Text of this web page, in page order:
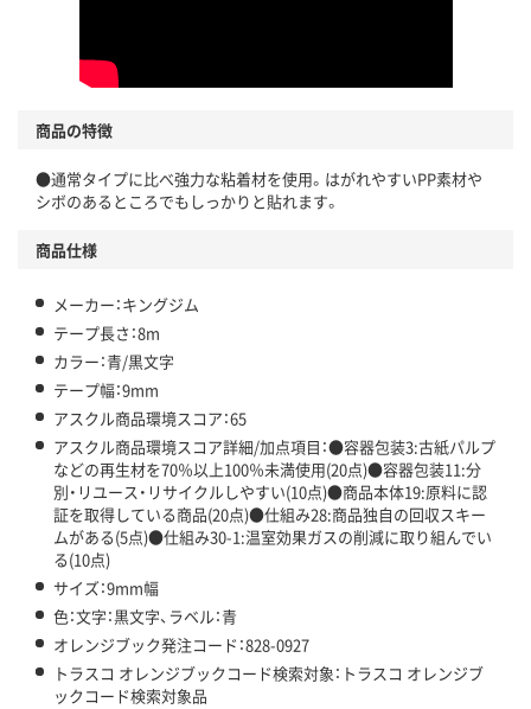
商品の特徴
●通常タイプに比べ強力な粘着材を使用。はがれやすいPP素材や
シボのあるところでもしっかりと貼れます。
商品仕様
メーカー：キングジム
テープ長さ：8m
カラー：青/黒文字
テープ幅：9mm
アスクル商品環境スコア：65
アスクル商品環境スコア詳細/加点項目：●容器包装3:古紙パルプ
などの再生材を70％以上100％未満使用(20点)●容器包装11:分
別・リユース・リサイクルしやすい(10点)●商品本体19:原料に認
証を取得している商品(20点)●仕組み28:商品独自の回収スキー
ムがある(5点)●仕組み30-1:温室効果ガスの削減に取り組んでい
る(10点)
サイズ：9mm幅
色：文字：黒文字、ラベル：青
オレンジブック発注コード：828-0927
トラスコ オレンジブックコード検索対象：トラスコ オレンジブ
ックコード検索対象品